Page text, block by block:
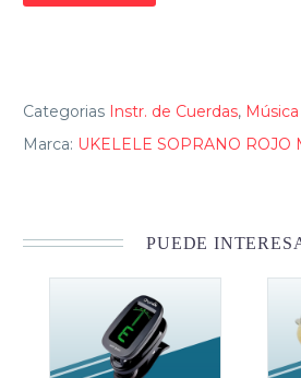
Categorias Instr. de Cuerdas, Música
Marca: UKELELE SOPRANO ROJO
PUEDE